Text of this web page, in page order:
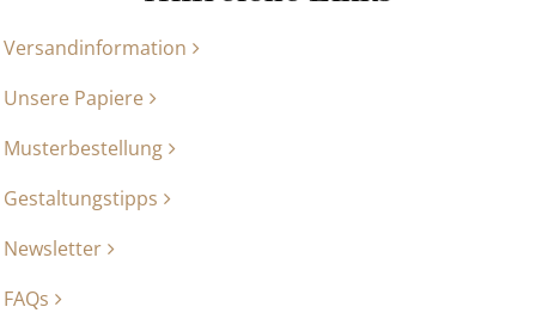
Versandinformation
Unsere Papiere
Musterbestellung
Gestaltungstipps
Newsletter
FAQs